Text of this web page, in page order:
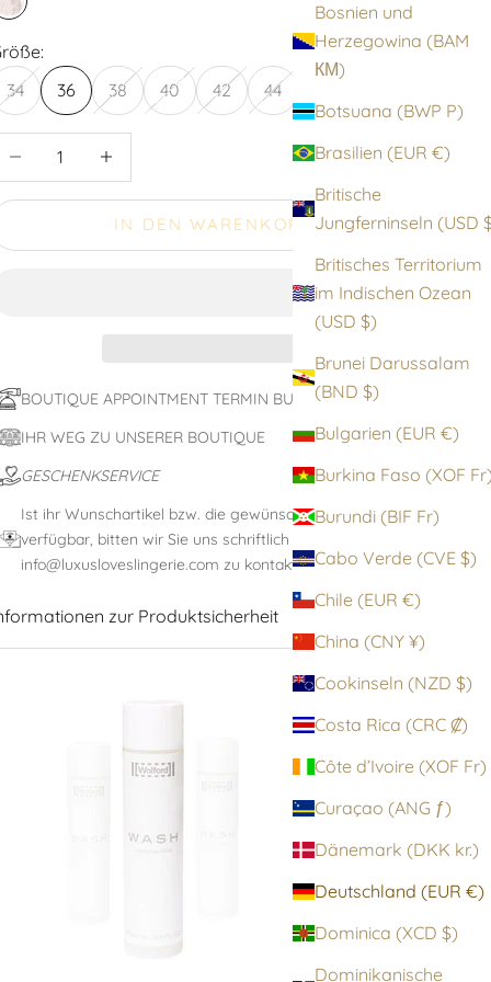
Bosnien und
Herzegowina (BAM
КМ)
Botsuana (BWP P)
Brasilien (EUR €)
Britische
Britisches Territorium
im Indischen Ozean
(USD $)
Brunei Darussalam
(BND $)
Bulgarien (EUR €)
Burkina Faso
Burundi (BIF Fr)
Cabo Verde (CVE $)
Chile (EUR €)
China (CNY ¥)
Cookinseln (NZD $)
Costa Rica (CRC ₡)
Côte d’Ivoire (XOF Fr)
Curaçao (ANG ƒ)
Dänemark (DKK kr.)
Deutschland (EUR €)
Dominica (XCD $)
Dominikanische
pale rose white silver
34
36 38 40 42 44
verringernAnzahl erhöhen
IN DEN WARENKORB
BOUTIQUE APPOINTMENT TERMIN BUCHEN
IHR WEG ZU UNSERER BOUTIQUE
GESCHENKSERVICE
Ist ihr Wunschartikel bzw. die gewünschte Größe nicht
verfügbar, bitten wir Sie uns schriftlich unter:
info@luxusloveslingerie.com zu kontaktieren
zur Produktsicherheit